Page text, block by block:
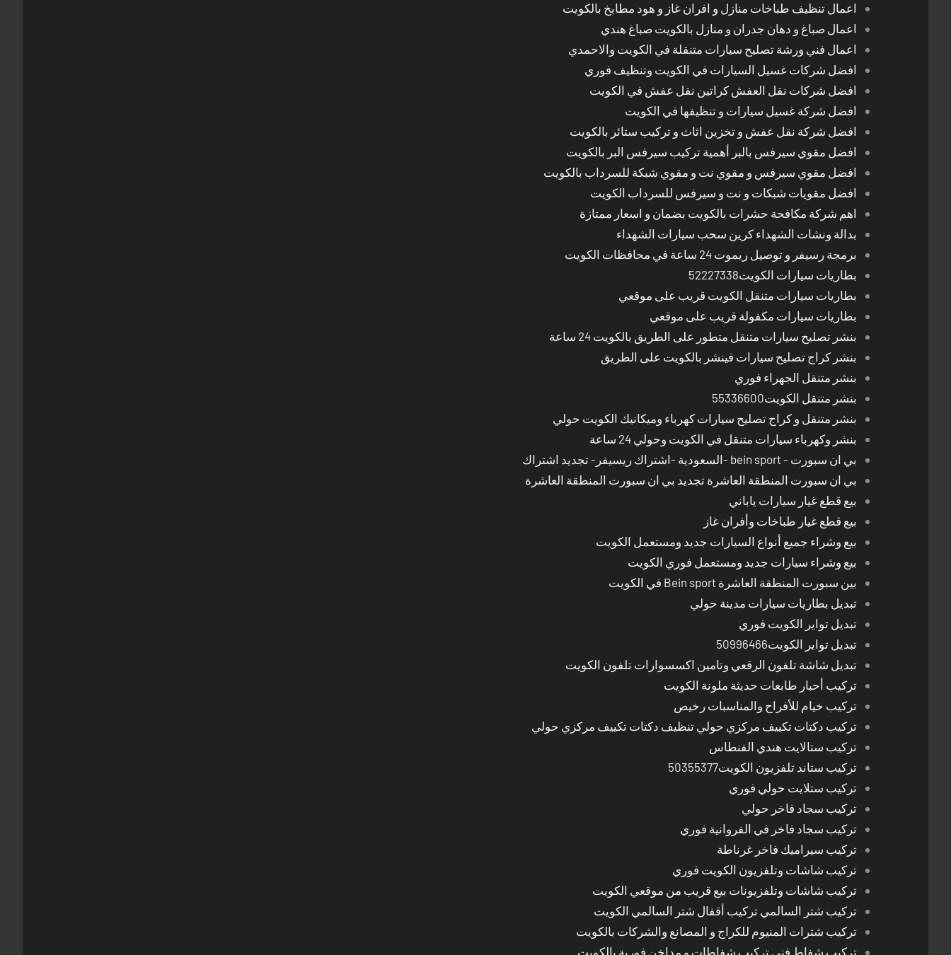
اعمال تنظيف طباخات منازل و افران غاز و هود مطابخ بالكويت
اعمال صباغ و دهان جدران و منازل بالكويت صباغ هندي
اعمال فني ورشة تصليح سيارات متنقلة في الكويت والاحمدي
افضل شركات غسيل السيارات في الكويت وتنظيف فوري
افضل شركات نقل العفش كراتين نقل عفش في الكويت
افضل شركة غسيل سيارات و تنظيفها في الكويت
افضل شركة نقل عفش و تخزين اثاث و تركيب ستائر بالكويت
افضل مقوي سيرفس بالبر أهمية تركيب سيرفس البر بالكويت
افضل مقوي سيرفس و مقوي نت و مقوي شبكة للسرداب بالكويت
افضل مقويات شبكات و نت و سيرفس للسرداب الكويت
اهم شركة مكافحة حشرات بالكويت بضمان و اسعار ممتازة
بدالة ونشات الشهداء كرين سحب سيارات الشهداء
برمجة رسيفر و توصيل ريموت 24 ساعة في محافظات الكويت
بطاريات سيارات الكويت52227338
بطاريات سيارات متنقل الكويت قريب على موقعي
بطاريات سيارات مكفولة قريب على موقعي
بنشر تصليح سيارات متنقل متطور على الطريق بالكويت 24 ساعة
بنشر كراج تصليح سيارات فينشر بالكويت على الطريق
بنشر متنقل الجهراء فوري
بنشر متنقل الكويت55336600
بنشر متنقل و كراج تصليح سيارات كهرباء وميكانيك الكويت حولي
بنشر وكهرباء سيارات متنقل في الكويت وحولي 24 ساعة
بي ان سبورت - bein sport -السعودية -اشتراك ريسيفر- تجديد اشتراك
بي ان سبورت المنطقة العاشرة تجديد بي ان سبورت المنطقة العاشرة
بيع قطع غيار سيارات ياباني
بيع قطع غيار طباخات وأفران غاز
بيع وشراء جميع أنواع السيارات جديد ومستعمل الكويت
بيع وشراء سيارات جديد ومستعمل فوري الكويت
بين سبورت المنطقة العاشرة Bein sport في الكويت
تبديل بطاريات سيارات مدينة حولي
تبديل تواير الكويت فوري
تبديل تواير الكويت50996466
تبديل شاشة تلفون الرقعي وتامين اكسسوارات تلفون الكويت
تركيب أحبار طابعات حديثة ملونة الكويت
تركيب خيام للأفراح والمناسبات رخيص
تركيب دكتات تكييف مركزي حولي تنظيف دكتات تكييف مركزي حولي
تركيب ستالايت هندي الفنطاس
تركيب ستاند تلفزيون الكويت50355377
تركيب ستلايت حولي فوري
تركيب سجاد فاخر حولي
تركيب سجاد فاخر في الفروانية فوري
تركيب سيراميك فاخر غرناطة
تركيب شاشات وتلفزيون الكويت فوري
تركيب شاشات وتلفزيونات بيع قريب من موقعي الكويت
تركيب شتر السالمي تركيب أقفال شتر السالمي الكويت
تركيب شترات المنيوم للكراج و المصانع والشركات بالكويت
تركيب شفاط فني تركيب شفاطات و مداخن فورية بالكويت